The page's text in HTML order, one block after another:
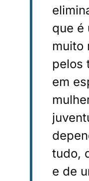
que é
muito
pelos
em
tudo,
e de